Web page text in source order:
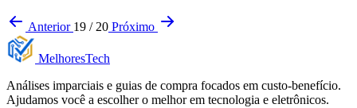
Anterior 19 / 20 Próximo
MelhoresTech
Análises imparciais e guias de compra focados em custo-benefício.
Ajudamos você a escolher o melhor em tecnologia e eletrônicos.